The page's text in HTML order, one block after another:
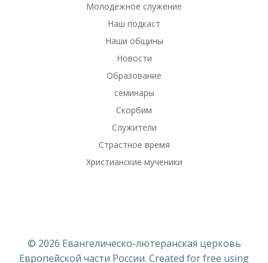
Молодежное служение
Наш подкаст
Наши общины
Новости
Образование
семинары
Скорбим
Служители
Страстное время
Христианские мученики
© 2026 Евангелическо-лютеранская церковь
Европейской части России. Created for free using